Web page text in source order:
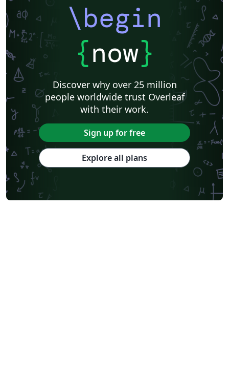
\begin
{now}
Discover why over 25 million
people worldwide trust Overleaf
with their work.
Sign up for free
Explore all plans